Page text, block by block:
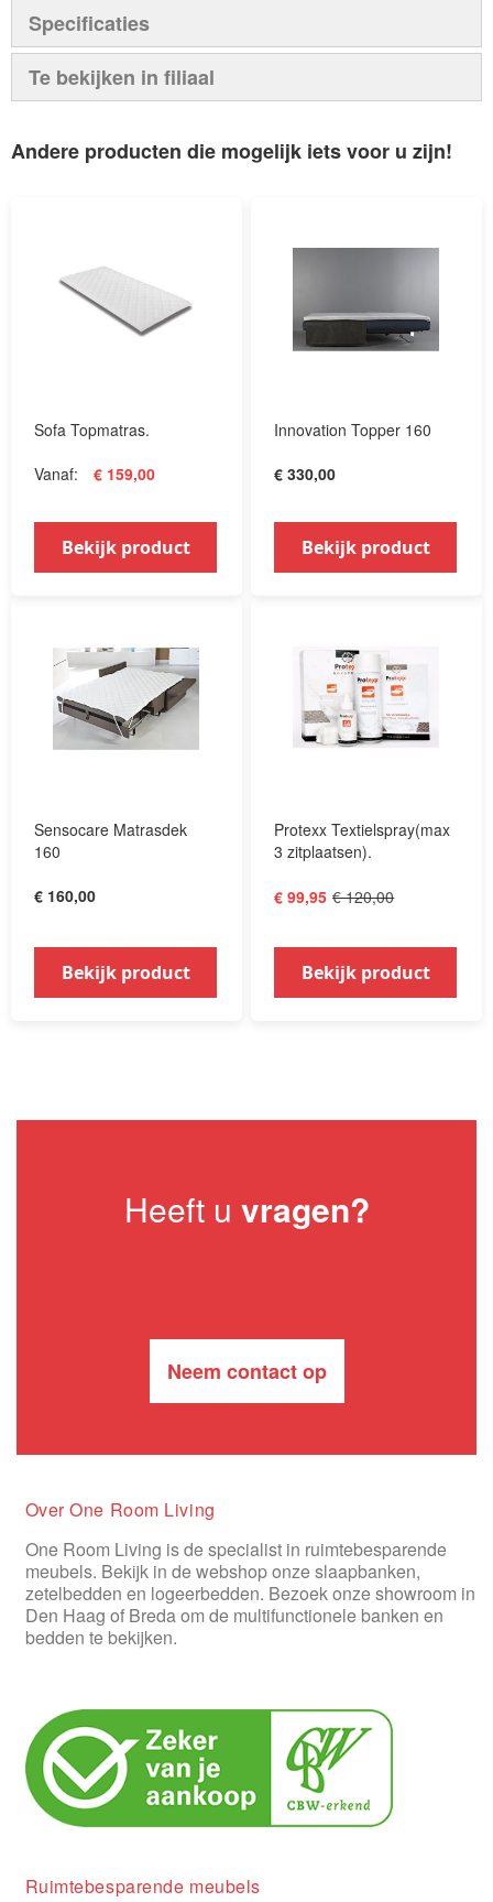
Specificaties
Te bekijken in filiaal
Andere producten die mogelijk iets voor u zijn!
Sofa Topmatras.
Vanaf
€ 159,00
Bekijk product
Innovation Topper 160
€ 330,00
Bekijk product
Sensocare Matrasdek
160
€ 160,00
Bekijk product
Protexx Textielspray(max
3 zitplaatsen).
€ 99,95 € 120,00
Bekijk product
Heeft u vragen?
Neem contact op
Over One Room Living
One Room Living is de specialist in ruimtebesparende
meubels. Bekijk in de webshop onze slaapbanken,
zetelbedden en logeerbedden. Bezoek onze showroom in
Den Haag of Breda om de multifunctionele banken en
bedden te bekijken.
Ruimtebesparende meubels